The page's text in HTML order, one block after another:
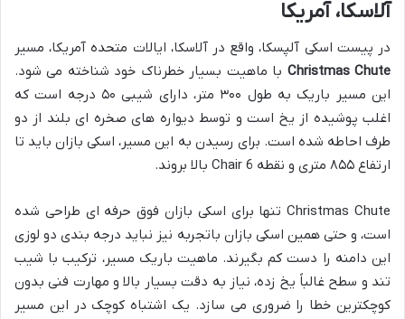
آلاسکا، آمریکا
در پیست اسکی آلپسکا، واقع در آلاسکا، ایالات متحده آمریکا، مسیر
Christmas Chute با ماهیت بسیار خطرناک خود شناخته می شود.
این مسیر باریک به طول ۳۰۰ متر، دارای شیبی ۵۰ درجه است که
اغلب پوشیده از یخ است و توسط دیواره های صخره ای بلند از دو
طرف احاطه شده است. برای رسیدن به این مسیر، اسکی بازان باید تا
ارتفاع ۸۵۵ متری و نقطه Chair 6 بالا بروند.
Christmas Chute تنها برای اسکی بازان فوق حرفه ای طراحی شده
است، و حتی همین اسکی بازان باتجربه نیز نباید درجه بندی دو لوزی
این دامنه را دست کم بگیرند. ماهیت باریک مسیر، ترکیب با شیب
تند و سطح غالباً یخ زده، نیاز به دقت بسیار بالا و مهارت فنی بدون
کوچکترین خطا را ضروری می سازد. یک اشتباه کوچک در این مسیر